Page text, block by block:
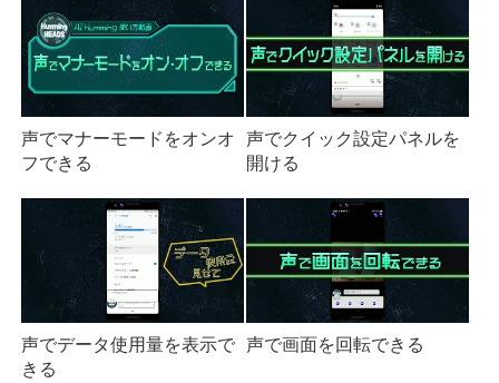
声でマナーモードをオンオ
フできる
声でクイック設定パネルを
開ける
声でデータ使用量を表示で
きる
声で画面を回転できる